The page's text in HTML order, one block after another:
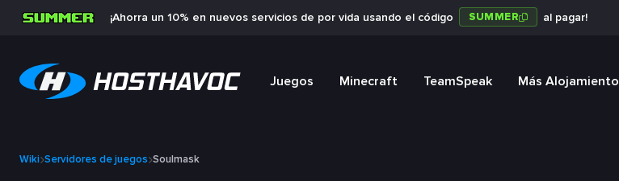
¡Ahorra un 10% en nuevos servicios de por vida usando el código SUMMER al pagar!
Juegos Minecraft TeamSpeak Más Alojamiento
Wiki Servidores de juegos Soulmask